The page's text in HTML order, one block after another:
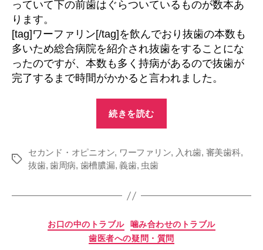
っていて下の前歯はぐらついているものが数本あ
ります。
[tag]ワーファリン[/tag]を飲んでおり抜歯の本数も
多いため総合病院を紹介され抜歯をすることにな
ったのですが、本数も多く持病があるので抜歯が
完了するまで時間がかかると言われました。
続きを読む
療
治
タ
セカンド・オピニオン, ワーファリン, 入れ歯, 審美歯科,
抜歯, 歯周病, 歯槽膿漏,義歯, 虫歯
カ
テ
お口の中のトラブル
噛み合わせのトラブル
歯医者への疑問・質問